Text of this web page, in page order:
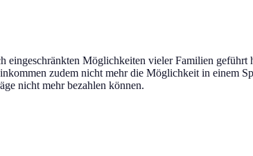
eingeschränkten Möglichkeiten vieler Familien geführt
zudem nicht mehr die Möglichkeit in einem
nicht mehr bezahlen können.